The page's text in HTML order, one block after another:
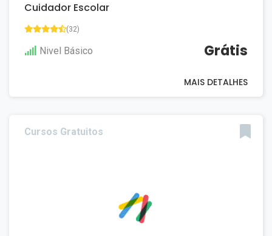
Cuidador Escolar
(32)
Nivel Básico Grátis
MAIS DETALHES
Cursos Gratuitos